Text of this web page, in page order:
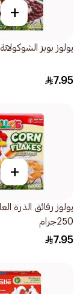
+
يولوز بوبز الشوكولاتة 250جرام
7.95
+
يولوز رقائق الذرة
250جرام
7.95